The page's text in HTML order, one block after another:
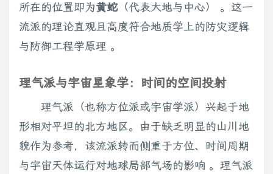
所在的位置即为黄蛇（代表大地与中心） 。这一
流派的理论直观且高度符合地质学上的防灾逻辑
与防御工程学原理 。
理气派与宇宙星象学：时间的空间投射
理气派（也称方位派或宇宙学派）兴起于地
形相对平坦的北方地区。由于缺乏明显的山川地
貌作为参考，该流派转而侧重于方位、时间周期
与宇宙天体运行对地球局部气场的影响 。理气派